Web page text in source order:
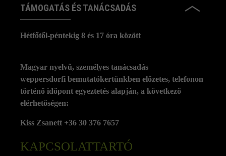
TÁMOGATÁS ÉS TANÁCSADÁS
Hétfőtől-péntekig 8 és 17 óra között
KAPCSOLATTARTÓ
Magyar nyelvű, személyes tanácsadás
weppersdorfi bemutatókertünkben előzetes, telefonon
történő időpont egyeztetés alapján, a következő
elérhetőségen:
Kiss Zsanett +36 30 376 7657